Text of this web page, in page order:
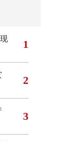
1
2
3